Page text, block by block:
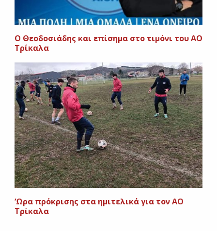
Ο Θεοδοσιάδης και επίσημα στο τιμόνι του ΑΟ
Τρίκαλα
‘Ωρα πρόκρισης στα ημιτελικά για τον ΑΟ
Τρίκαλα